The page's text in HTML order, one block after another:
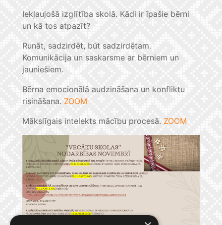
Iekļaujošā izglītība skolā. Kādi ir īpašie bērni
un kā tos atpazīt?
Runāt, sadzirdēt, būt sadzirdētam.
Komunikācija un saskarsme ar bērniem un
jauniešiem.
Bērna emocionālā audzināšana un konfliktu
risināšana. ZOOM
Mākslīgais intelekts mācību procesā. ZOOM